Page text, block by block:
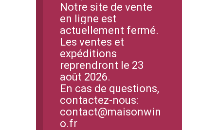
Notre site de vente
en ligne est
actuellement fermé.
Les ventes et
expéditions
reprendront le 23
août 2026.
En cas de questions,
contactez-nous:
contact@maisonwin
o.fr